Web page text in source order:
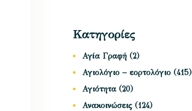
Κατηγορίες
Αγία Γραφή (2)
Αγιολόγιο – εορτολόγιο (415)
Αγιότητα(20)
Ανακοινώσεις (124)